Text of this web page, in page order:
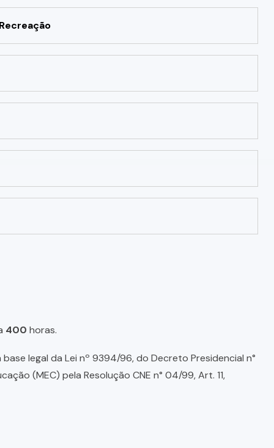
400 horas.
legal da Lei nº 9394/96, do Decreto Presidencial n°
(MEC) pela Resolução CNE n° 04/99, Art. 11,